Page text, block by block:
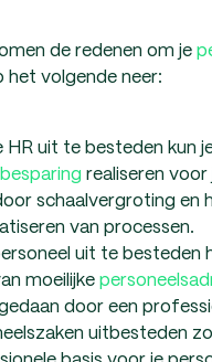
de redenen om je
het volgende neer:
HR uit te besteden kun
realiseren
schaalvergroting en
van processen.
uit te besteden
moeilijke
door een
uitbesteden